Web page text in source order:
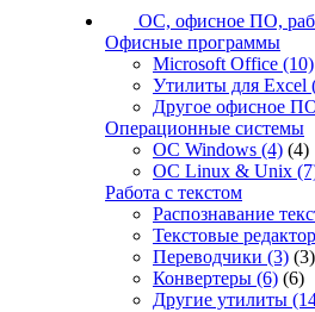
ОС, офисное ПО,
Офисные программы
Microsoft Office (10)
Утилиты для Excel
Другое офисное
Операционные системы
ОС Windows (4) (4)
ОС Linux & Unix
Работа с текстом
Распознавание
Текстовые
Переводчики (3) (3)
Конвертеры (6) (6)
Другие утилиты